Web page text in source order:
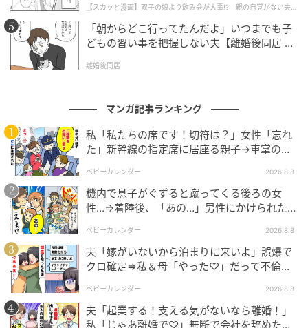
エキサイトニュース
【スカッと漫画】双子の娘より飲み会が大事!? 親の自覚がない夫を
懲らしめた話
「朝からどこ行ってたんだよ」いつまでも子
どもの習い事を把握しない夫【離婚後同居 Vo
離婚後同居
マンガ記事ランキング
私「私たちの席です！切符は？」女性「忘れ
た」新幹線の指定席に居座る親子→車掌の注
ベビーカレンダー 2026.8.8
機内で息子がぐずると蹴ってくる後ろの女
性…⇒着陸後、「あの…」男性にかけられた驚
ベビーカレンダー 2026.8.8
夫「嫁がいないから泊まりに来いよ」誤爆で
クロ確定⇒私＆母「やった♡」だって不倫相
ベビーカレンダー 2026.8.8
夫「起業する！支える気がないなら離婚！」
私「じゃあ離婚で♡」無断で会社を辞めた元